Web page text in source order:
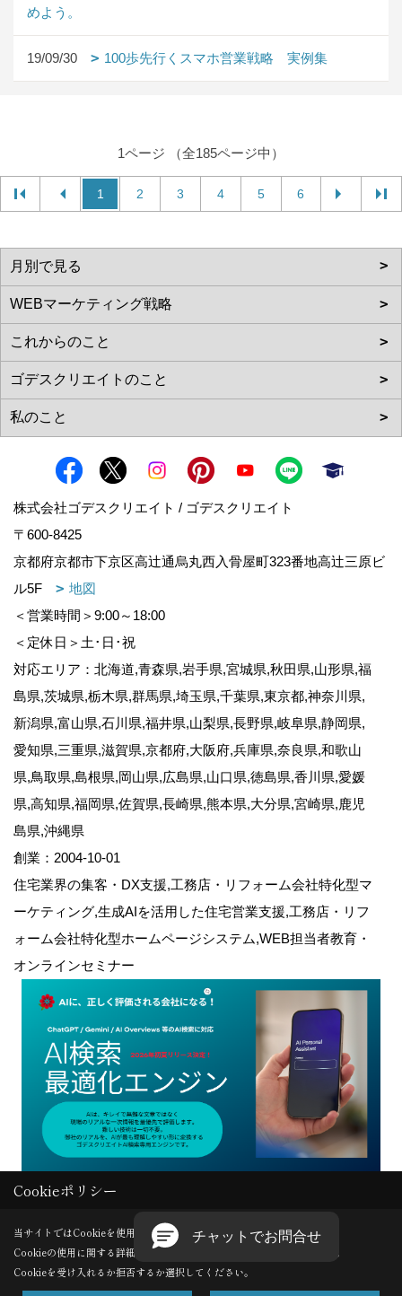
めよう。
19/09/30 100歩先行くスマホ営業戦略 実例集
1ページ （全185ページ中）
1 2 3 4 5 6
株式会社ゴデスクリエイト / ゴデスクリエイト
〒600-8425
京都府京都市下京区高辻通烏丸西入骨屋町323番地高辻三原ビ
ル5F
地図
＜営業時間＞9:00～18:00
＜定休日＞土･日･祝
対応エリア：北海道,青森県,岩手県,宮城県,秋田県,山形県,福
島県,茨城県,栃木県,群馬県,埼玉県,千葉県,東京都,神奈川県,
新潟県,富山県,石川県,福井県,山梨県,長野県,岐阜県,静岡県,
愛知県,三重県,滋賀県,京都府,大阪府,兵庫県,奈良県,和歌山
県,鳥取県,島根県,岡山県,広島県,山口県,徳島県,香川県,愛媛
県,高知県,福岡県,佐賀県,長崎県,熊本県,大分県,宮崎県,鹿児
島県,沖縄県
創業：2004-10-01
住宅業界の集客・DX支援,工務店・リフォーム会社特化型マ
ーケティング,生成AIを活用した住宅営業支援,工務店・リフ
ォーム会社特化型ホームページシステム,WEB担当者教育・
オンラインセミナー
Copyright (c) GODDESS CREATE. All Rights Reserved.
Produced byゴデスクリエイト
Cookieポリシー
当サイトではCookieを使用します。
Cookieの使用に関する詳細は 「プライバシーポリシー
」をご覧ください。
Cookieを受け入れるか拒否するか選択してください。